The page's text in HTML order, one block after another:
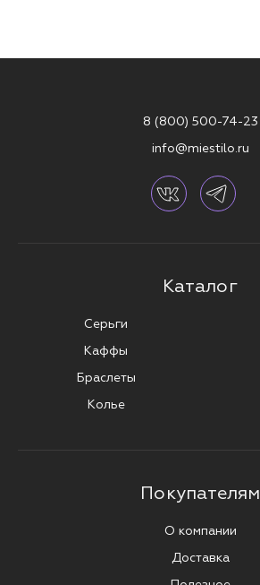
8 (800) 500-74-23
info@miestilo.ru
Каталог
Серьги
Каффы
Браслеты
Колье
Покупателям
О компании
Доставка